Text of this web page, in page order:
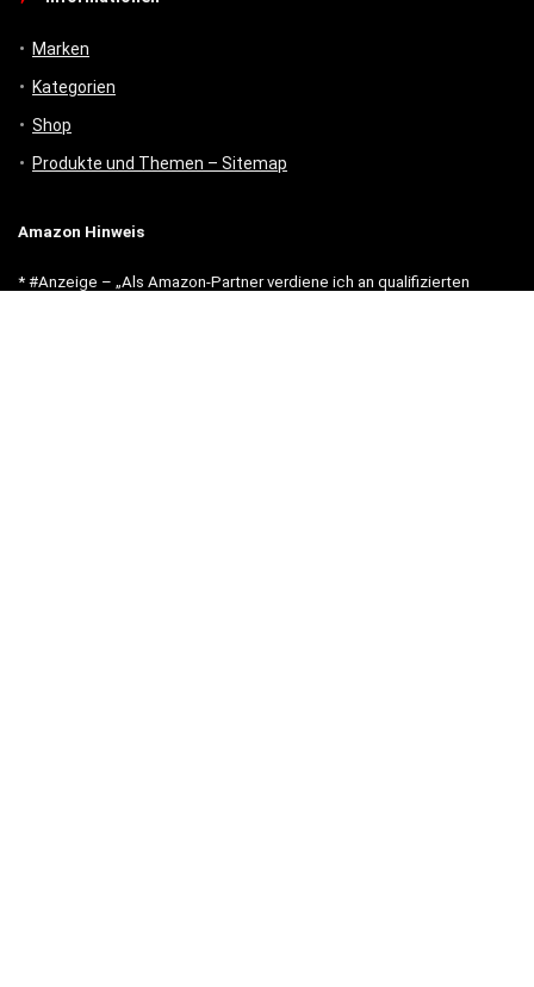
Marken
Kategorien
Shop
Produkte und Themen – Sitemap
Amazon Hinweis
* #Anzeige – „Als Amazon-Partner verdiene ich an qualifizierten